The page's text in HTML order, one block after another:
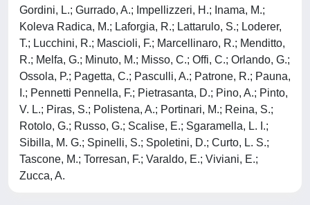
Gordini, L.; Gurrado, A.; Impellizzeri, H.; Inama, M.;
Koleva Radica, M.; Laforgia, R.; Lattarulo, S.; Loderer,
T.; Lucchini, R.; Mascioli, F.; Marcellinaro, R.; Menditto,
R.; Melfa, G.; Minuto, M.; Misso, C.; Offi, C.; Orlando, G.;
Ossola, P.; Pagetta, C.; Pasculli, A.; Patrone, R.; Pauna,
I.; Pennetti Pennella, F.; Pietrasanta, D.; Pino, A.; Pinto,
V. L.; Piras, S.; Polistena, A.; Portinari, M.; Reina, S.;
Rotolo, G.; Russo, G.; Scalise, E.; Sgaramella, L. I.;
Sibilla, M. G.; Spinelli, S.; Spoletini, D.; Curto, L. S.;
Tascone, M.; Torresan, F.; Varaldo, E.; Viviani, E.;
Zucca, A.